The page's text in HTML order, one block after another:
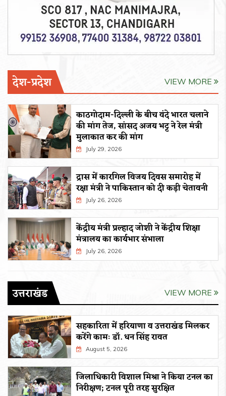
देश-प्रदेश VIEW MORE
काठगोदाम-दिल्ली के बीच वंदे भारत चलाने
की मांग तेज, सांसद अजय भट्ट ने रेल मंत्री
मुलाकात कर की मांग
July 29, 2026
द्रास में कारगिल विजय दिवस समारोह में
रक्षा मंत्री ने पाकिस्तान को दी कड़ी चेतावनी
July 26, 2026
केंद्रीय मंत्री प्रल्हाद जोशी ने केंद्रीय शिक्षा
मंत्रालय का कार्यभार संभाला
July 26, 2026
उत्तराखंड VIEW MORE
सहकारिता में हरियाणा व उत्तराखंड मिलकर
करेंगे कामः डाॅ. धन सिंह रावत
August 5, 2026
जिलाधिकारी विशाल मिश्रा ने किया टनल का
निरीक्षण; टनल पूरी तरह सुरक्षित